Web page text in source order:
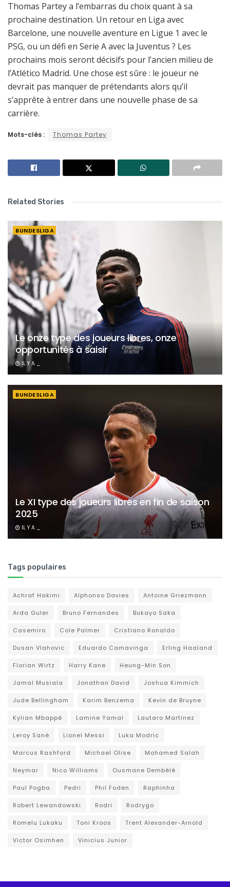
Thomas Partey a l’embarras du choix quant à sa
prochaine destination. Un retour en Liga avec
Barcelone, une nouvelle aventure en Ligue 1 avec le
PSG, ou un défi en Serie A avec la Juventus ? Les
prochains mois seront décisifs pour l’ancien milieu de
l’Atlético Madrid. Une chose est sûre : le joueur ne
devrait pas manquer de prétendants alors qu’il
s’apprête à entrer dans une nouvelle phase de sa
carrière.
Mots-clés : Thomas Partey
Related Stories
BUNDESLIGA
Le onze type des joueurs libres, onze
opportunités à saisir
IL Y A _
BUNDESLIGA
Le XI type des joueurs libres en fin de saison
2025
IL Y A _
Tags populaires
Achraf Hakimi Alphonso Davies Antoine Griezmann
Arda Guler Bruno Fernandes Bukayo Saka
Casemiro Cole Palmer Cristiano Ronaldo
Dusan Vlahovic Eduardo Camavinga Erling Haaland
Florian Wirtz Harry Kane Heung-Min Son
Jamal Musiala Jonathan David Joshua Kimmich
Jude Bellingham Karim Benzema Kevin de Bruyne
Kylian Mbappé Lamine Yamal Lautaro Martinez
Leroy Sané Lionel Messi Luka Modric
Marcus Rashford Michael Olise Mohamed Salah
Neymar Nico Williams Ousmane Dembélé
Paul Pogba Pedri Phil Foden Raphinha
Robert Lewandowski Rodri Rodrygo
Romelu Lukaku Toni Kroos Trent Alexander-Arnold
Victor Osimhen Vinicius Junior